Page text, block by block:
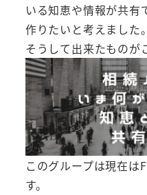
いる知恵や情報が共有
作りたいと考えました。
そうして出来たものが
このグループは現在
す。